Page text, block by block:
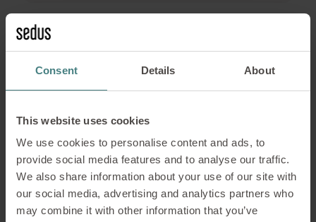
Consent Details About
This website uses cookies
We use cookies to personalise content and ads, to
provide social media features and to analyse our traffic.
We also share information about your use of our site with
our social media, advertising and analytics partners who
may combine it with other information that you’ve